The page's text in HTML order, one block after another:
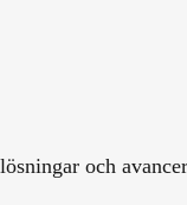
och